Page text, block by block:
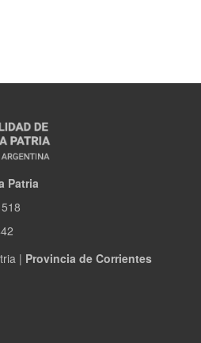
Patria
| Provincia de Corrientes